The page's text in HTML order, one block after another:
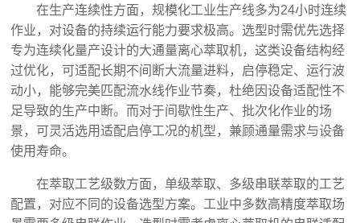
在生产连续性方面，规模化工业生产线多为24小时连续
作业，对设备的持续运行能力要求极高。选型时需优先选择
专为连续化量产设计的大通量离心萃取机，这类设备结构经
过优化，可适配长期不间断大流量进料，启停稳定、运行波
动小，能够完美匹配流水线作业节奏，杜绝因设备适配性不
足导致的生产中断。而对于间歇性生产、批次化作业的场
景，可灵活选用适配启停工况的机型，兼顾通量需求与设备
使用寿命。
在萃取工艺级数方面，单级萃取、多级串联萃取的工艺
配置，对应不同的设备选型方案。工业中多数高精度萃取场